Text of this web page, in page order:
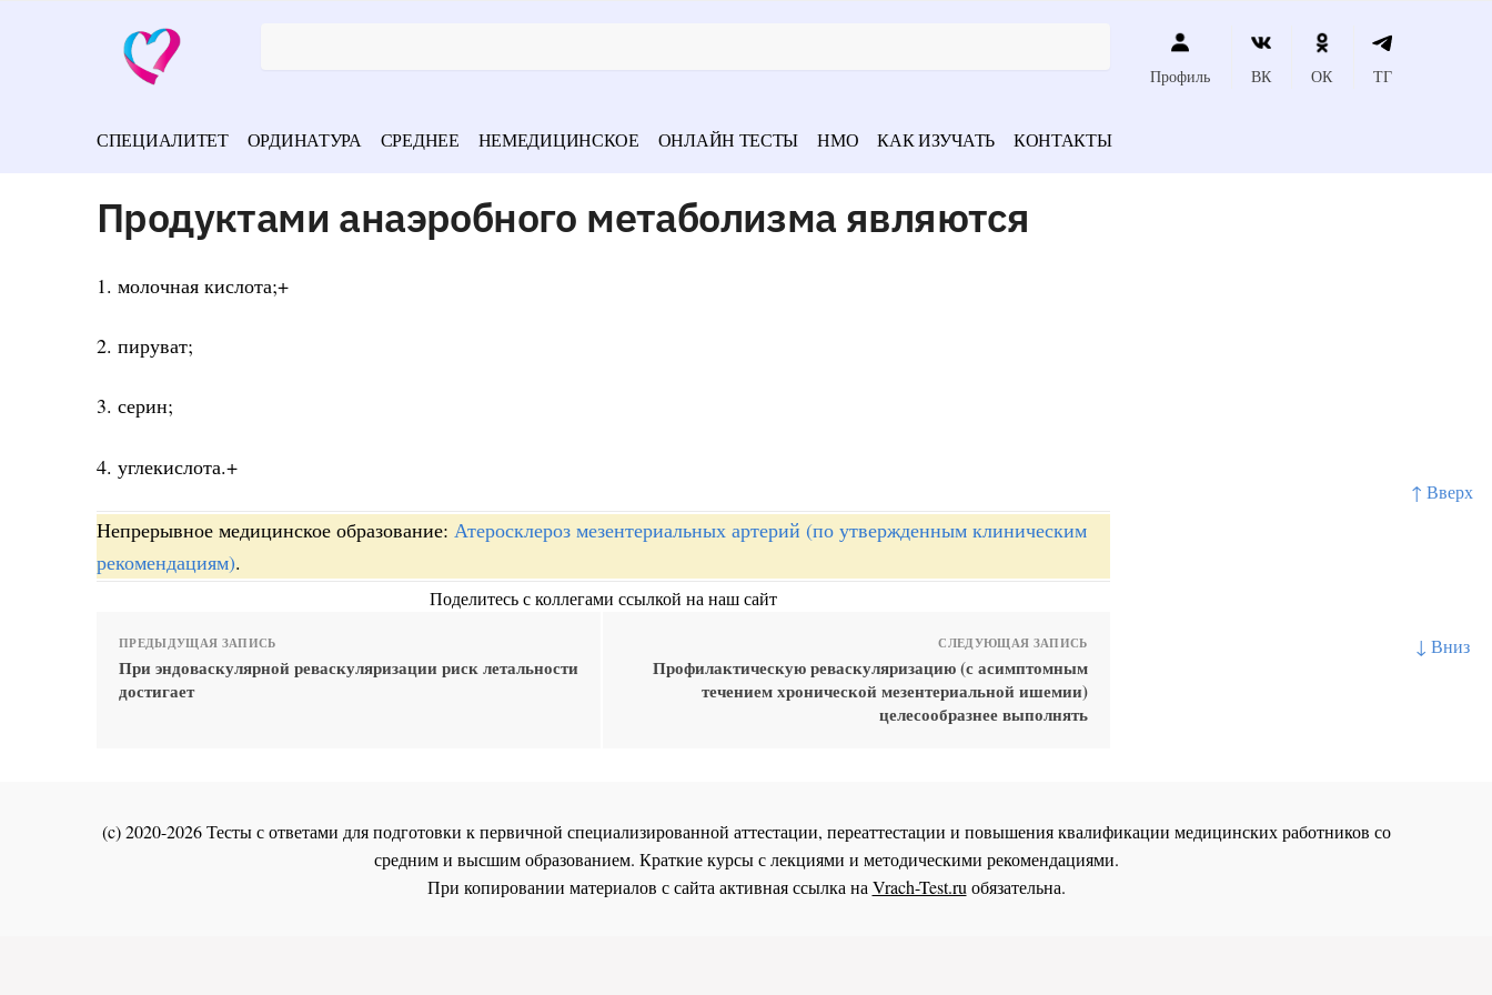
↑ Вверх
↓ Вниз
Профиль ВК ОК ТГ
СПЕЦИАЛИТЕТ ОРДИНАТУРА СРЕДНЕЕ НЕМЕДИЦИНСКОЕ ОНЛАЙН ТЕСТЫ НМО КАК ИЗУЧАТЬ КОНТАКТЫ
Продуктами анаэробного метаболизма являются
1. молочная кислота;+
2. пируват;
3. серин;
4. углекислота.+
Непрерывное медицинское образование: Атеросклероз мезентериальных артерий (по утвержденным клиническим
рекомендациям).
Поделитесь с коллегами ссылкой на наш сайт
ПРЕДЫДУЩАЯ ЗАПИСЬ
При эндоваскулярной реваскуляризации риск летальности
достигает
СЛЕДУЮЩАЯ ЗАПИСЬ
Профилактическую реваскуляризацию (с асимптомным
течением хронической мезентериальной ишемии)
целесообразнее выполнять
(c) 2020-2026 Тесты с ответами для подготовки к первичной специализированной аттестации, переаттестации и повышения квалификации медицинских работников со
средним и высшим образованием. Краткие курсы с лекциями и методическими рекомендациями.
При копировании материалов с сайта активная ссылка наVrach-Test.ruобязательна.